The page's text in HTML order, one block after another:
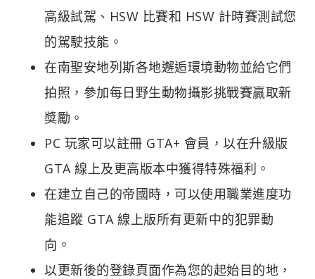
高級試駕、HSW 比賽和 HSW 計時賽測試您
的駕駛技能。
在南聖安地列斯各地邂逅環境動物並給它們
拍照，參加每日野生動物攝影挑戰賽贏取新
獎勵。
PC 玩家可以註冊 GTA+ 會員，以在升級版
GTA 線上及更高版本中獲得特殊福利。
在建立自己的帝國時，可以使用職業進度功
能追蹤 GTA 線上版所有更新中的犯罪動
向。
以更新後的登錄頁面作為您的起始目的地，